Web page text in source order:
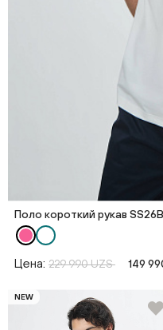
Поло короткий рукав
Цена: 229 990 UZS 149
NEW